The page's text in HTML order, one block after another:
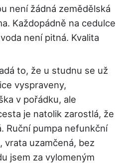
není žádná zemědělská
Každopádně na cedulce
není pitná. Kvalita
to, že u studnu se už
vyspraveny,
v pořádku, ale
je natolik zarostlá, že
Ruční pumpa nefunkční
vrata uzamčená, bez
jsem za vylomeným